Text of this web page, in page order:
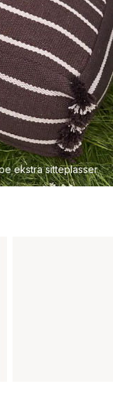
ekstra sitteplasser